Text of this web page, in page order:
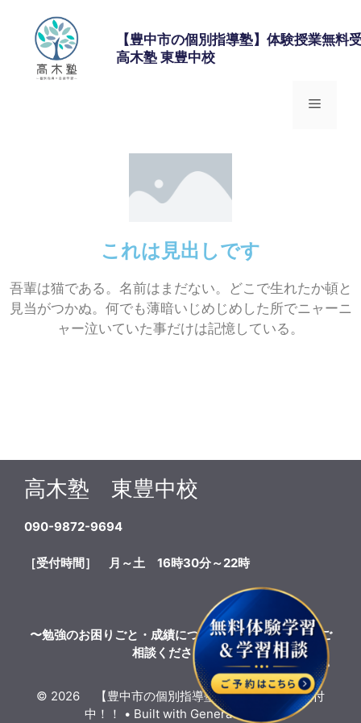
【豊中市の個別指導塾】体験授業無料
高木塾 東豊中校
これは見出しです
吾輩は猫である。名前はまだない。どこで生れたか頓と
見当がつかぬ。何でも薄暗いじめじめした所でニャーニ
ャー泣いていた事だけは記憶している。
高木塾 東豊中校
090-9872-9694
［受付時間］ 月～土 16時30分～22時
〜勉強のお困りごと・成績についてのこと、お気軽にご
相談ください！〜
© 2026 【豊中市の個別指導塾】体験授業無料受付
中！！
• Built with GeneratePress